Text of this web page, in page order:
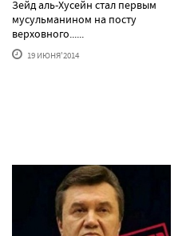
Зейд аль-Хусейн стал первым
мусульманином на посту
верховного......
19 ИЮНЯ'2014